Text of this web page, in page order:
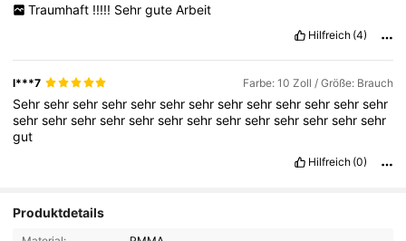
Traumhaft !!!!! Sehr gute Arbeit
Hilfreich (4)
l***7 Farbe: 10 Zoll / Größe: Brauch
Sehrsehrsehrsehrsehrsehrsehrsehrsehrsehrsehrsehrsehr
sehrsehrsehrsehrsehrsehrsehrsehrsehrsehrsehrsehrsehr
gut
Hilfreich (0)
Produktdetails